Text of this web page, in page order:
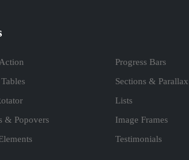
& Popovers
Progress Bars
Sections & Parallax
Lists
Image Frames
Testimonials